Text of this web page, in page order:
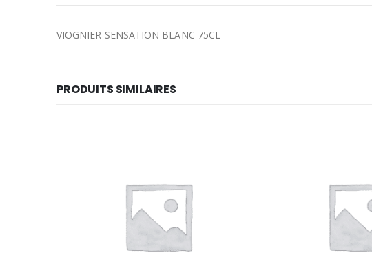
VIOGNIER SENSATION BLANC 75CL
PRODUITS SIMILAIRES